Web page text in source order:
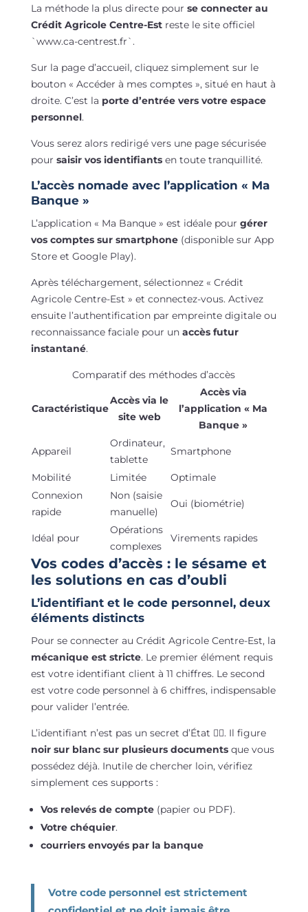
La méthode la plus directe pour se connecter au
Crédit Agricole Centre-Estreste le site officiel
`www.ca-centrest.fr`.
Sur la page d’accueil, cliquez simplement sur le
bouton « Accéder à mes comptes », situé en haut à
droite. C’est la porte d’entrée vers votre espace
personnel.
Vous serez alors redirigé vers une page sécurisée
pour saisir vos identifiantsen toute tranquillité.
L’accès nomade avec l’application « Ma
Banque »
L’application « Ma Banque » est idéale pour gérer
vos comptes sur smartphone(disponible sur App
Store et Google Play).
Après téléchargement, sélectionnez « Crédit
Agricole Centre-Est » et connectez-vous. Activez
ensuite l’authentification par empreinte digitale ou
reconnaissance faciale pour un accès futur
instantané.
Comparatif des méthodes d’accès
Caractéristique
Accès via le
site web
Accès via
l’application « Ma
Banque »
Appareil
Ordinateur,
tablette
Smartphone
Mobilité Limitée
Optimale
Connexion
rapide
Non (saisie
manuelle)
Oui (biométrie)
Idéal pour
Opérations
complexes
Virements rapides
Vos codes d’accès : le sésame et
les solutions en cas d’oubli
L’identifiant et le code personnel, deux
éléments distincts
Pour se connecter au Crédit Agricole Centre-Est, la
mécanique est stricte. Le premier élément requis
est votre identifiant client à 11 chiffres. Le second
est votre code personnel à 6 chiffres, indispensable
pour valider l’entrée.
L’identifiant n’est pas un secret d’État 🕵️‍♂️. Il figure
noir sur blanc sur plusieurs documentsque vous
possédez déjà. Inutile de chercher loin, vérifiez
simplement ces supports :
Vos relevés de compte(papier ou PDF).
Votre chéquier.
courriers envoyés par la banque
Votre code personnel est strictement